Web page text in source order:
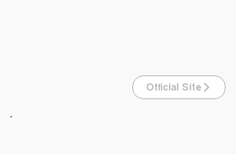
Official Site